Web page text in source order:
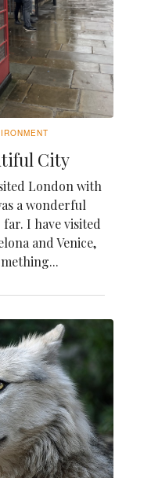
City
London with
a wonderful
I have visited
and Venice,